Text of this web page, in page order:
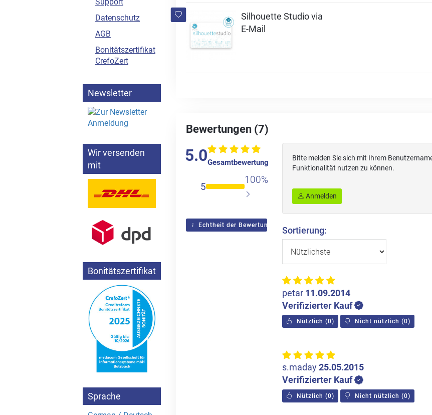
Silhouette Studio via
E-Mail
Bewertungen (7)
5.0Gesamtbewertung
5
100%
Echtheit der Bewertungen
Bitte melden Sie sich mit Ihrem
Funktionalität nutzen zu können.
Anmelden
Sortierung:
petar 11.09.2014
Verifizierter Kauf
Nützlich (0) Nicht nützlich (0)
s.maday25.05.2015
Verifizierter Kauf
Nützlich (0) Nicht nützlich (0)
Datenschutz
AGB
Bonitätszertifikat
CrefoZert
Newsletter
Wir versenden
mit
Bonitätszertifikat
Sprache